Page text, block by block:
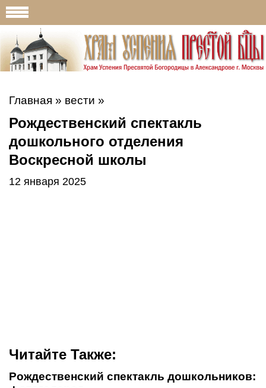
Главная » вести »
Рождественский спектакль
дошкольного отделения
Воскресной школы
12 января 2025
Читайте Также:
Рождественский спектакль дошкольников: